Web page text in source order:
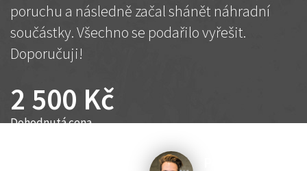
poruchu a následně začal shánět náhradní
součástky. Všechno se podařilo vyřešit.
Doporučuji!
2 500 Kč
Dohodnutá cena